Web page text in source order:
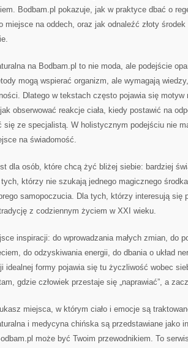
Bodbam.pl pokazuje, jak w praktyce dbać o
miejsce na oddech, oraz jak odnaleźć złoty
na Bodbam.pl to nie moda, ale podejście
mogą wspierać organizm, ale wymagają
Dlatego w tekstach często pojawia się motyw
obserwować reakcje ciała, kiedy postawić na
się ze specjalistą. W holistycznym podejściu nie
na świadomość.
dla osób, które chcą żyć bliżej siebie: bardziej
którzy nie szukają jednego magicznego
samopoczucia. Dla tych, którzy interesują się
z codziennym życiem w XXI wieku.
inspiracji: do wprowadzania małych zmian, do
do odzyskiwania energii, do dbania o układ
idealnej formy pojawia się tu życzliwość wobec
gdzie człowiek przestaje się „naprawiać”, a
miejsca, w którym ciało i emocje są
i medycyna chińska są przedstawiane jako
może być Twoim przewodnikiem. To